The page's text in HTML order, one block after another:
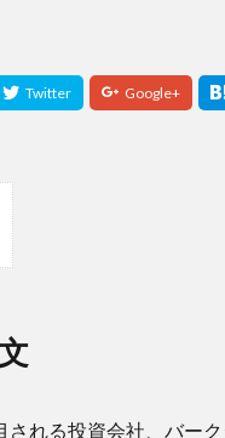
される投資会社、バー